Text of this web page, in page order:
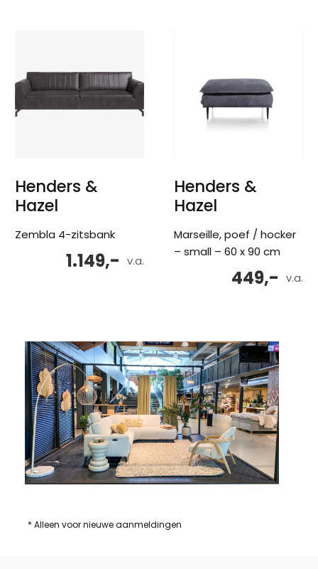
Henders &
Hazel
Zembla 4-zitsbank
v.a.
1.149,-
Henders &
Hazel
Marseille, poef / hocker
– small – 60 x 90 cm
v.a.
449,-
* Alleen voor nieuwe aanmeldingen